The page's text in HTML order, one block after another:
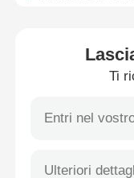
Tutti i casi
Richiedere un
Ti